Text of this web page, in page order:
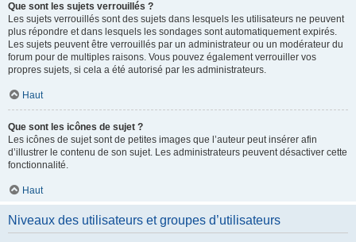
Que sont les sujets verrouillés ?
Les sujets verrouillés sont des sujets dans lesquels les utilisateurs ne peuvent
plus répondre et dans lesquels les sondages sont automatiquement expirés.
Les sujets peuvent être verrouillés par un administrateur ou un modérateur du
forum pour de multiples raisons. Vous pouvez également verrouiller vos
propres sujets, si cela a été autorisé par les administrateurs.
Haut
Que sont les icônes de sujet ?
Les icônes de sujet sont de petites images que l’auteur peut insérer afin
d’illustrer le contenu de son sujet. Les administrateurs peuvent désactiver cette
fonctionnalité.
Haut
Niveaux des utilisateurs et groupes d’utilisateurs